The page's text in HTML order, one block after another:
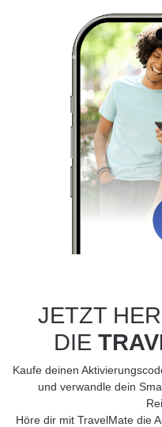
JETZT
DIE
Kaufe deinen
und verwandle dein
Höre dir mit TravelMate die